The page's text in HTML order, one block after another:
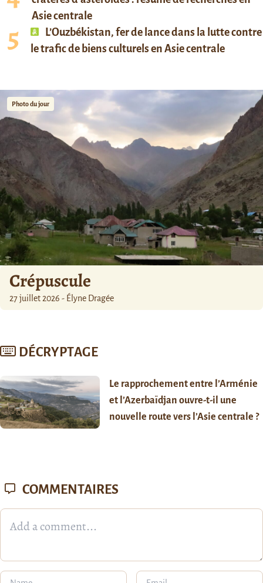
Asie centrale
L’Ouzbékistan, fer de lance dans la lutte contre
le trafic de biens culturels en Asie centrale
Photo du jour
Crépuscule
27 juillet 2026 - Élyne Dragée
DÉCRYPTAGE
Le rapprochement entre l’Arménie
et l’Azerbaïdjan ouvre-t-il une
nouvelle route vers l’Asie centrale ?
COMMENTAIRES